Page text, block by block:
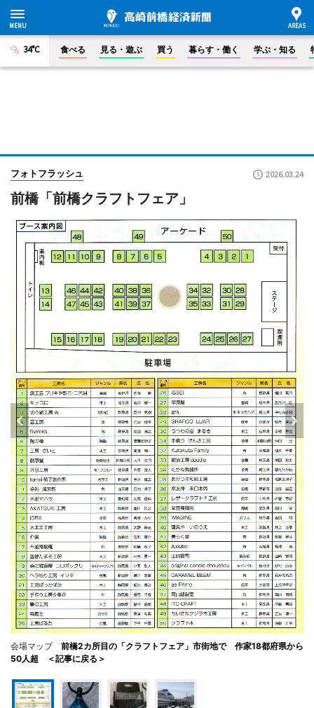
34°C 食べる 見る・遊ぶ 買う 暮らす・働く 学ぶ・知る
フォトフラッシュ 2026.03.24
前橋「前橋クラフトフェア」
会場マップ 前橋2カ所目の「クラフトフェア」市街地で 作家18都府県から
50人超 ＜記事に戻る＞